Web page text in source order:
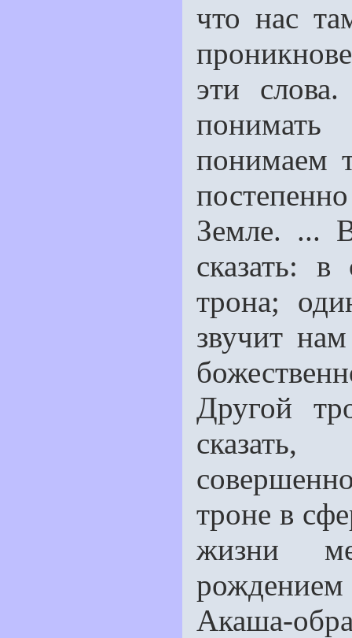
что нас
эти
понимаем
Земле. ...
сказать:
трона;
звучит
Другой
троне в
жизни
Акаша-